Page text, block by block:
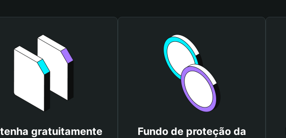
gratuitamente
Fundo de proteção da